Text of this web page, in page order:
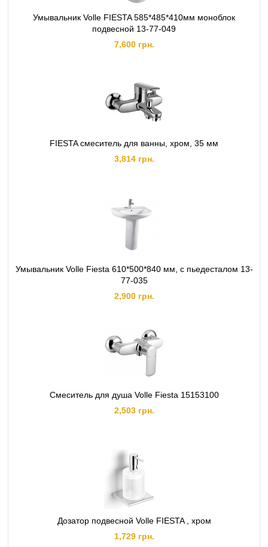
Умывальник Volle FIESTA 585*485*410мм моноблок
подвесной 13-77-049
7,600 грн.
FIESTA смеситель для ванны, хром, 35 мм
3,814 грн.
Умывальник Volle Fiesta 610*500*840 мм, с пьедесталом 13-
77-035
2,900 грн.
Смеситель для душа Volle Fiesta 15153100
2,503 грн.
Дозатор подвесной Volle FIESTA , хром
1,729 грн.